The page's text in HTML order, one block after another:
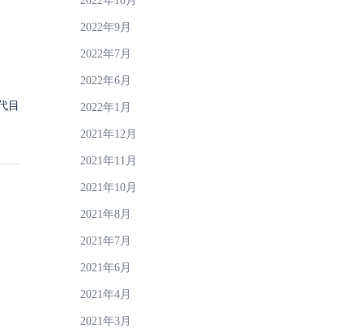
目
2022年9月
2022年7月
2022年6月
2022年1月
2021年12月
2021年11月
2021年10月
2021年8月
2021年7月
2021年6月
2021年4月
2021年3月